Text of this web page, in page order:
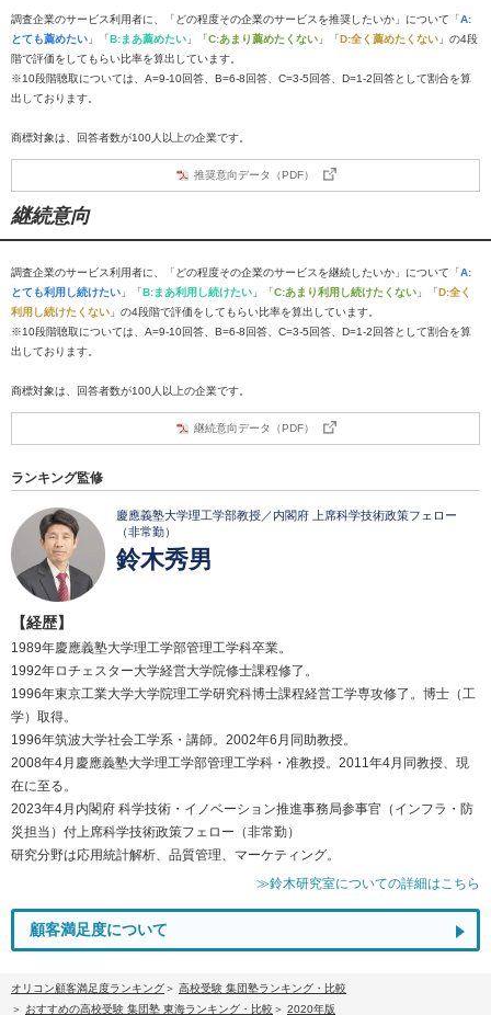
調査企業のサービス利用者に、「どの程度その企業のサービスを推奨したいか」について「A:
とても薦めたい 」「B:まあ薦めたい 」「C:あまり薦めたくない 」「D:全く薦めたくない 」の4段
階で評価をしてもらい比率を算出しています。
※10段階聴取については、A=9-10回答、B=6-8回答、C=3-5回答、D=1-2回答として割合を算
出しております。
商標対象は、回答者数が100人以上の企業です。
推奨意向データ（PDF）
継続意向
調査企業のサービス利用者に、「どの程度その企業のサービスを継続したいか」について「A:
とても利用し続けたい 」「B:まあ利用し続けたい 」「C:あまり利用し続けたくない 」「D:全く
利用し続けたくない 」の4段階で評価をしてもらい比率を算出しています。
※10段階聴取については、A=9-10回答、B=6-8回答、C=3-5回答、D=1-2回答として割合を算
出しております。
商標対象は、回答者数が100人以上の企業です。
継続意向データ（PDF）
ランキング監修
慶應義塾大学理工学部教授／内閣府 上席科学技術政策フェロー
（非常勤）
鈴木秀男
【経歴】
1989年慶應義塾大学理工学部管理工学科卒業。
1992年ロチェスター大学経営大学院修士課程修了。
1996年東京工業大学大学院理工学研究科博士課程経営工学専攻修了。博士（工
学）取得。
1996年筑波大学社会工学系・講師。2002年6月同助教授。
2008年4月慶應義塾大学理工学部管理工学科・准教授。2011年4月同教授、現
在に至る。
2023年4月内閣府 科学技術・イノベーション推進事務局参事官（インフラ・防
災担当）付上席科学技術政策フェロー（非常勤）
研究分野は応用統計解析、品質管理、マーケティング。
≫鈴木研究室についての詳細はこちら
顧客満足度について
オリコン顧客満足度ランキング
高校受験 集団塾ランキング・比較
おすすめの高校受験 集団塾 東海ランキング・比較
2020年版